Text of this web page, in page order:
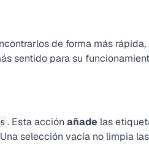
de forma más rápida,
sentido para su
. Esta acción añade las
selección vacía no limpia las